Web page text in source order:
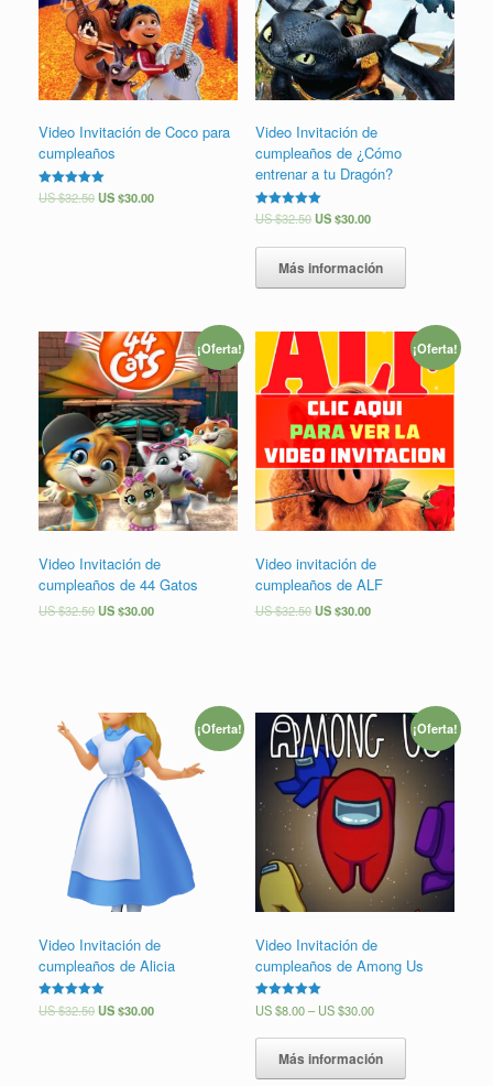
Video Invitación de Coco para
cumpleaños
Valorado en
US $32.50US $30.00
Video Invitación de
cumpleaños de ¿Cómo
entrenar a tu Dragón?
Valorado en
US $32.50 US $30.00
Más información
¡Oferta!
Video Invitación de
cumpleaños de 44 Gatos
US $32.50US $30.00
¡Oferta!
Video invitación de
cumpleaños de ALF
US $32.50 US $30.00
¡Oferta!
Video Invitación de
cumpleaños de Alicia
Valorado en
5.00
US $32.50US $30.00
¡Oferta!
Video Invitación de
cumpleaños de Among Us
Valorado en
5.00
US $8.00– US $30.00
Más información